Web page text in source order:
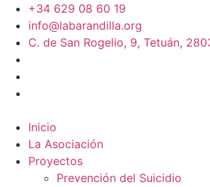
+34 629 08 60 19
info@labarandilla.org
C. de San Rogelio, 9, Tetuán,
Inicio
La Asociación
Proyectos
Prevención del Suicidio